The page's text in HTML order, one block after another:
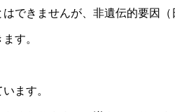
できませんが、非遺伝的要因
す。
ます。